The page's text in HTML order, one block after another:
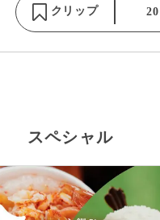
クリップ 20
スペシャル